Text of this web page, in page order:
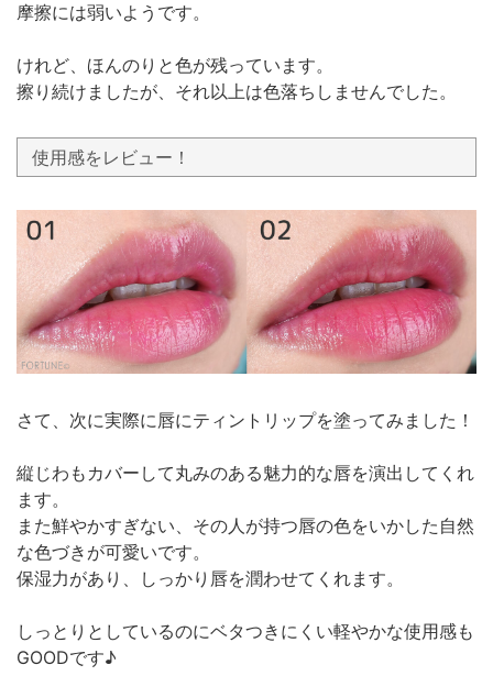
摩擦には弱いようです。
けれど、ほんのりと色が残っています。
擦り続けましたが、それ以上は色落ちしませんでした。
使用感をレビュー！
さて、次に実際に唇にティントリップを塗ってみました！
縦じわもカバーして丸みのある魅力的な唇を演出してくれ
ます。
また鮮やかすぎない、その人が持つ唇の色をいかした自然
な色づきが可愛いです。
保湿力があり、しっかり唇を潤わせてくれます。
しっとりとしているのにベタつきにくい軽やかな使用感も
GOODです♪